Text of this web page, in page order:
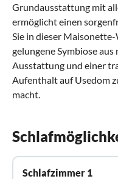
Grundausstattung mit
ermöglicht einen
Sie in dieser
gelungene Symbiose
Ausstattung und einer
Aufenthalt auf Usedom
macht.
Schlafzimmer 1